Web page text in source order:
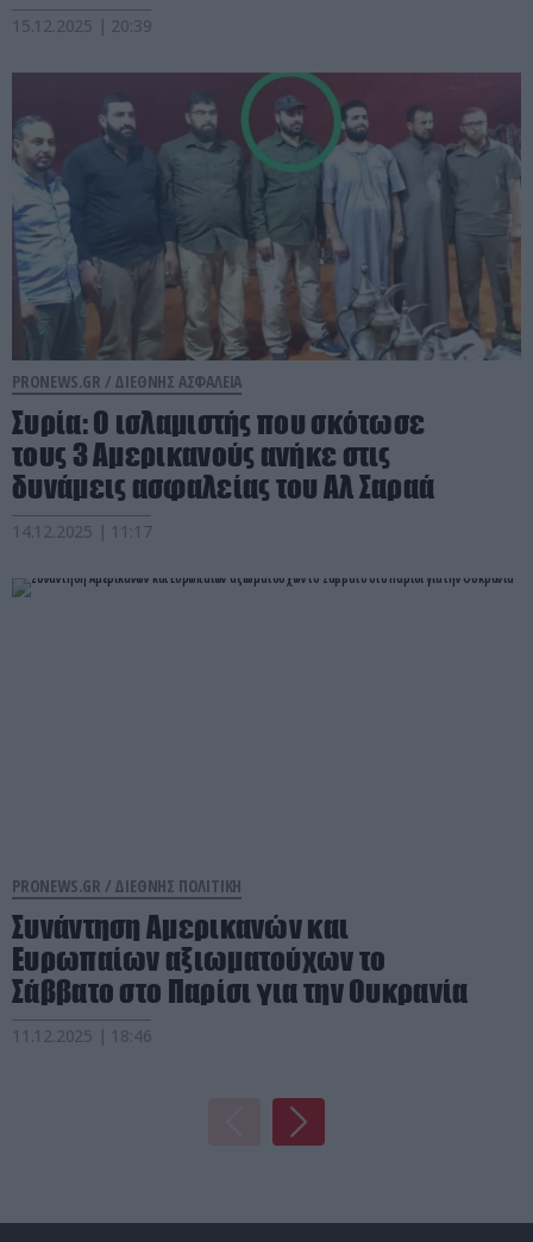
15.12.2025 | 20:39
PRONEWS.GR / ΔΙΕΘΝΗΣ ΑΣΦΑΛΕΙΑ
Συρία: Ο ισλαμιστής που σκότωσε
τους 3 Αμερικανούς ανήκε στις
δυνάμεις ασφαλείας του Αλ Σαραά
14.12.2025 | 11:17
PRONEWS.GR / ΔΙΕΘΝΗΣ ΠΟΛΙΤΙΚΗ
Συνάντηση Αμερικανών και
Ευρωπαίων αξιωματούχων το
Σάββατο στο Παρίσι για την Ουκρανία
11.12.2025 | 18:46